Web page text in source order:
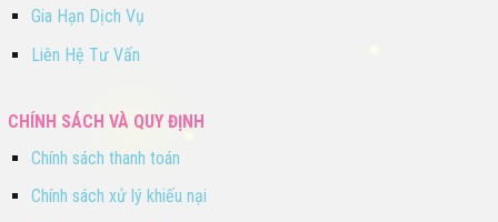
Gia Hạn Dịch Vụ
Liên Hệ Tư Vấn
CHÍNH SÁCH VÀ QUY ĐỊNH
Chính sách thanh toán
Chính sách xử lý khiếu nại